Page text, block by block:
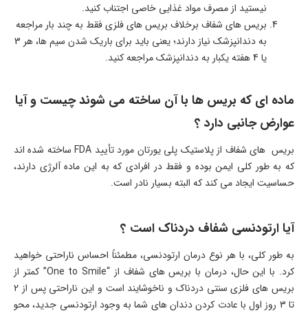
نیستید از مصرف مواد غذایی خاصی اجتناب کنید.
بریس های شفاف برخلاف بریس های فلزی فقط به چند بار مراجعه
به دندانپزشک نیاز دارند؛ یعنی باید برای باریک شدن سیم ها، هر 3
یا 4 هفته یکبار به دندانپزشک مراجعه کنید.
ماده ای که بریس ها با آن ساخته می شوند چیست و آیا
عوارض جانبی دارد ؟
بریس های شفاف از پلاستیک پلی یورتان مورد تأیید FDA ساخته شده اند
که به طور کلی ایمن بوده و فقط در افرادی که به این ماده آلرژی دارند،
حساسیت ایجاد می کند که البته بسیار نادر است.
آیا ارتودنسی شفاف دردناک است ؟
به طور کلی، با هر نوع درمان ارتودنسی، مطمئناً احساس ناراحتی خواهید
کرد. با این حال، درمان با بریس های شفاف از “One to Smile” کمتر از
بریس های فلزی سنتی دردناک و ناخوشایند است و این ناراحتی پس از 2
تا 3 روز اول با عادت کردن دندان های شما به وجود ارتودنسی جدید، محو